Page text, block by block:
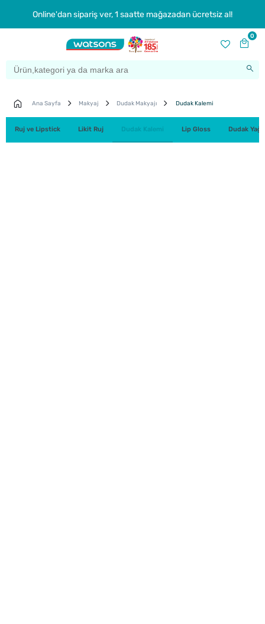
Online'dan sipariş ver, 1 saatte mağazadan ücretsiz al!
0
Ana Sayfa Makyaj Dudak Makyajı Dudak Kalemi
Ruj ve Lipstick Likit Ruj Dudak Kalemi Lip Gloss Dudak Yağı